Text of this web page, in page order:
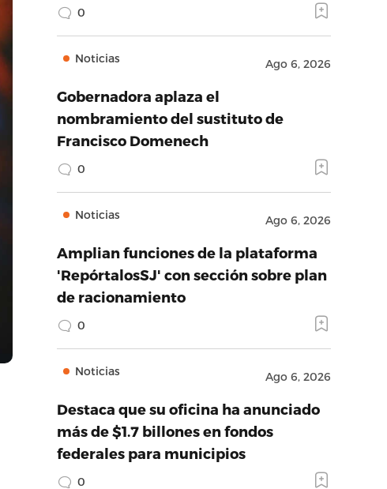
0
Noticias Ago 6, 2026
Gobernadora aplaza el
nombramiento del sustituto de
Francisco Domenech
0
Noticias Ago 6, 2026
Amplian funciones de la plataforma
'RepórtalosSJ' con sección sobre plan
de racionamiento
0
Noticias Ago 6, 2026
Destaca que su oficina ha anunciado
más de $1.7 billones en fondos
federales para municipios
0